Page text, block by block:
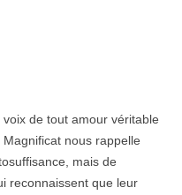
de tout amour véritable
nous rappelle
mais de
reconnaissent que leur